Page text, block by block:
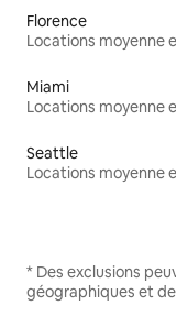
Florence
Miami
Seattle
* Des exclusions
géographiques et